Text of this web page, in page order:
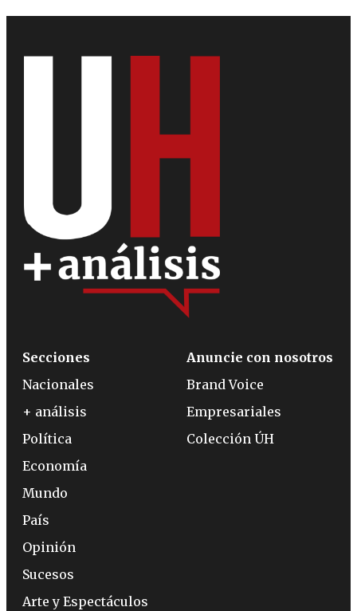
Secciones
Nacionales
+ análisis
Política
Economía
Mundo
País
Opinión
Sucesos
Arte y Espectáculos
Anuncie con nosotros
Brand Voice
Empresariales
Colección ÚH